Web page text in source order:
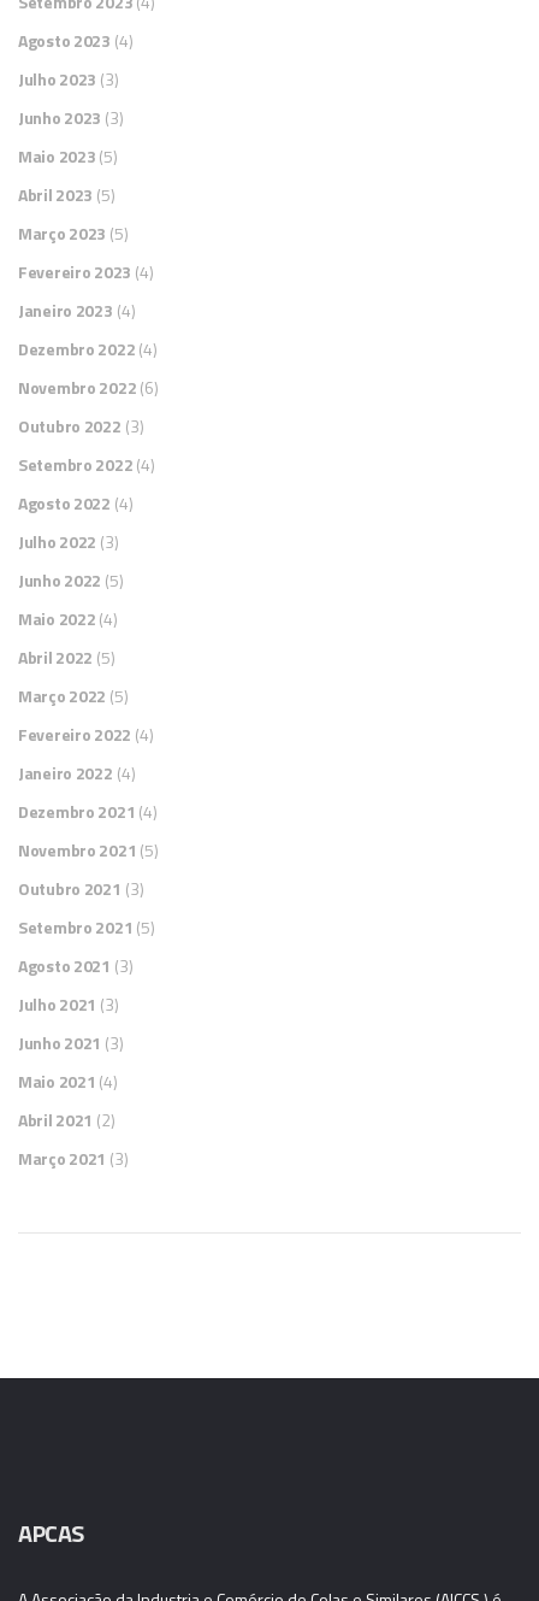
Agosto 2023 (4)
Julho 2023 (3)
Junho 2023 (3)
Maio 2023(5)
Abril 2023 (5)
Março 2023 (5)
Fevereiro 2023 (4)
Janeiro 2023 (4)
Dezembro 2022(4)
Novembro 2022(6)
Outubro 2022 (3)
Setembro 2022(4)
Agosto 2022 (4)
Julho 2022 (3)
Junho 2022 (5)
Maio 2022(4)
Abril 2022 (5)
Março 2022 (5)
Fevereiro 2022 (4)
Janeiro 2022 (4)
Dezembro 2021 (4)
Novembro 2021 (5)
Outubro 2021 (3)
Setembro 2021 (5)
Agosto 2021 (3)
Julho 2021 (3)
Junho 2021 (3)
Maio 2021 (4)
Abril 2021 (2)
Março 2021 (3)
APCAS